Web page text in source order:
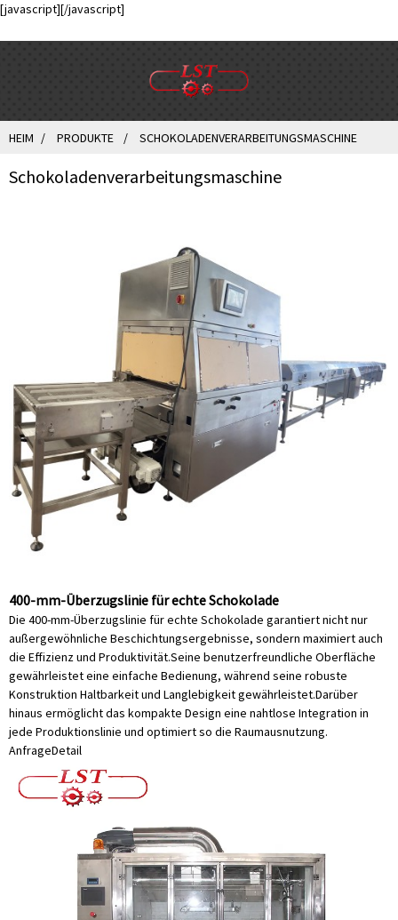
[javascript][/javascript]
HEIM PRODUKTE SCHOKOLADENVERARBEITUNGSMASCHINE
Schokoladenverarbeitungsmaschine
400-mm-Überzugslinie für echte Schokolade
Die 400-mm-Überzugslinie für echte Schokolade garantiert nicht nur
außergewöhnliche Beschichtungsergebnisse, sondern maximiert auch
die Effizienz und Produktivität.Seine benutzerfreundliche Oberfläche
gewährleistet eine einfache Bedienung, während seine robuste
Konstruktion Haltbarkeit und Langlebigkeit gewährleistet.Darüber
hinaus ermöglicht das kompakte Design eine nahtlose Integration in
jede Produktionslinie und optimiert so die Raumausnutzung.
AnfrageDetail